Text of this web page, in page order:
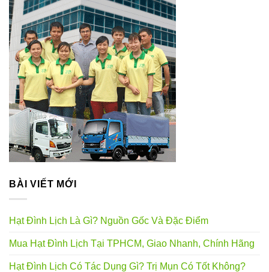
BÀI VIẾT MỚI
Hạt Đình Lịch Là Gì? Nguồn Gốc Và Đặc Điểm
Mua Hạt Đình Lịch Tại TPHCM, Giao Nhanh, Chính Hãng
Hạt Đình Lịch Có Tác Dụng Gì? Trị Mụn Có Tốt Không?